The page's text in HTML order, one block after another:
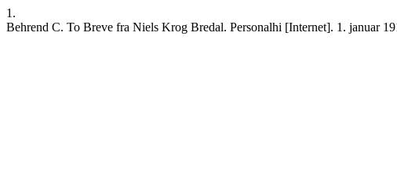
1.
Behrend C. To Breve fra Niels Krog Bredal. Personalhi [Internet]. 1. januar